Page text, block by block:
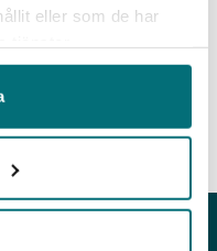
eller som de har
verktyg och tips
av dessa frågor?